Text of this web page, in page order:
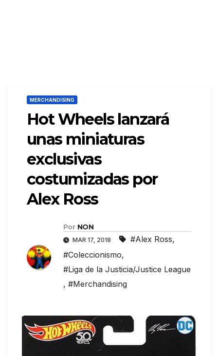
MERCHANDISING
Hot Wheels lanzará
unas miniaturas
exclusivas
costumizadas por
Alex Ross
Por NON
MAR 17, 2018 #Alex Ross,
#Coleccionismo,
#Liga de la Justicia/Justice League
, #Merchandising